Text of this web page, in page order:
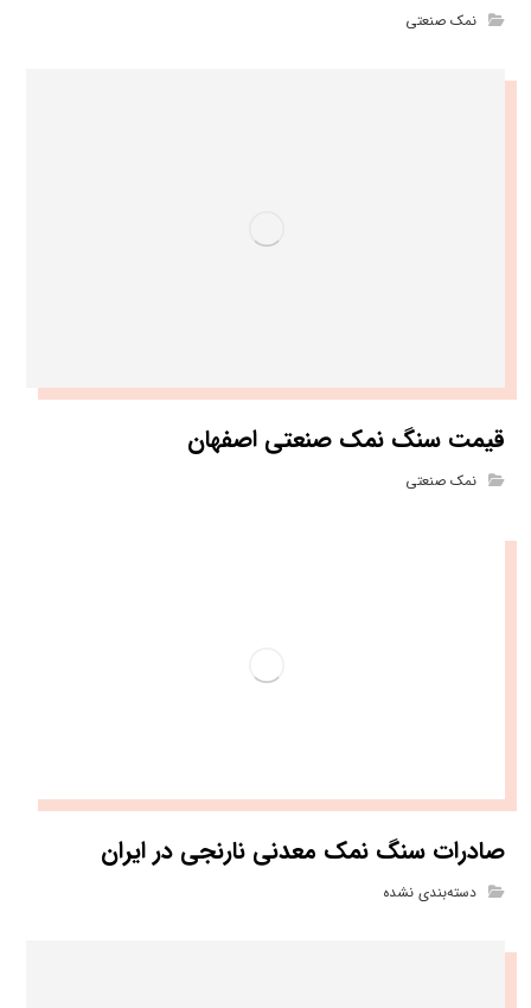
نمک صنعتی
قیمت سنگ نمک صنعتی اصفهان
نمک صنعتی
صادرات سنگ نمک معدنی نارنجی در ایران
دسته‌بندی نشده